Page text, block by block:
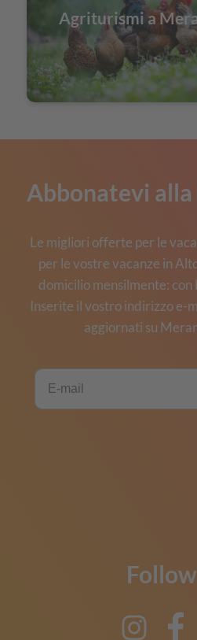
Agriturismi a
Abbonatevi
Le migliori offerte per le
per le vostre vacanze in
domicilio mensilmente:
Inserite il vostro indirizzo e-
aggiornati su